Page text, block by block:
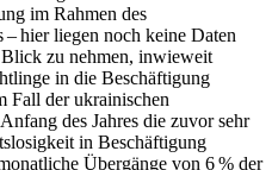
im Rahmen des
– hier liegen noch keine Daten
zu nehmen, inwieweit
in die Beschäftigung
Fall der ukrainischen
des Jahres die zuvor sehr
in Beschäftigung
Übergänge von 6 % der